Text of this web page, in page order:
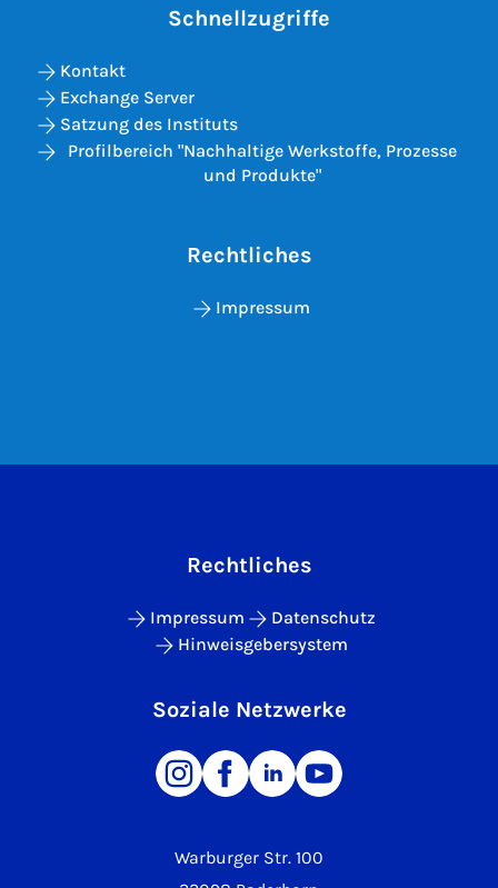
Schnellzugriffe
Kontakt
Exchange Server
Satzung des Instituts
Profilbereich "Nachhaltige Werkstoffe, Prozesse
und Produkte"
Rechtliches
Impressum
Warburger Str. 100
Rechtliches
Impressum
Datenschutz
Hinweisgebersystem
Soziale Netzwerke